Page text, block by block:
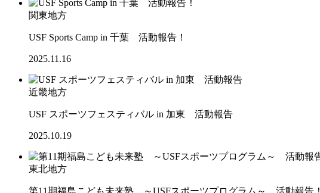
関東地方
USF Sports Camp in 千葉 活動報告！
2025.11.16
近畿地方
USF スポーツフェスティバル in 加東 活動報告
2025.10.19
東北地方